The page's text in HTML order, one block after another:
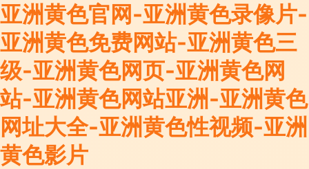
亚洲黄色官网-亚洲黄色录像片-
亚洲黄色免费网站-亚洲黄色三
级-亚洲黄色网页-亚洲黄色网
站-亚洲黄色网站亚洲-亚洲黄色
网址大全-亚洲黄色性视频-亚洲
黄色影片